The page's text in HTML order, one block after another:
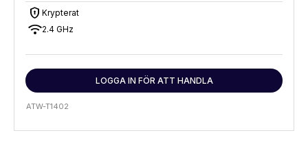
encrypted Krypterat
wifi2.4 GHz
LOGGA IN FÖR ATT HANDLA
ATW-T1402